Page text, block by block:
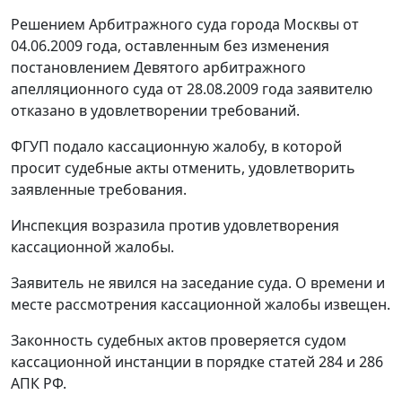
Решением Арбитражного суда города Москвы от
04.06.2009 года, оставленным без изменения
постановлением Девятого арбитражного
апелляционного суда от 28.08.2009 года заявителю
отказано в удовлетворении требований.
ФГУП подало кассационную жалобу, в которой
просит судебные акты отменить, удовлетворить
заявленные требования.
Инспекция возразила против удовлетворения
кассационной жалобы.
Заявитель не явился на заседание суда. О времени и
месте рассмотрения кассационной жалобы извещен.
Законность судебных актов проверяется судом
кассационной инстанции в порядке статей 284 и 286
АПК РФ.